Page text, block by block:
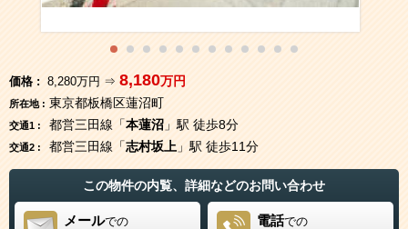
価格 : 8,280万円 ⇒ 8,180万円
所在地 : 東京都板橋区蓮沼町
交通1 : 都営三田線「本蓮沼 」駅 徒歩8分
交通2 : 都営三田線「志村坂上 」駅 徒歩11分
この物件の内覧、詳細などのお問い合わせ
メールでの
電話での